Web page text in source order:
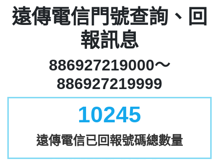
遠傳電信門號查詢、回
報訊息
886927219000～
886927219999
10245
遠傳電信已回報號碼總數量